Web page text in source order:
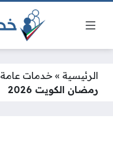
الرئيسية » خدمات عامة
رمضان الكويت 2026